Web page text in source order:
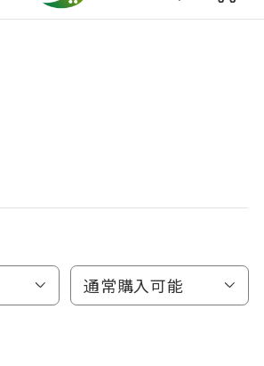
通常購入可能